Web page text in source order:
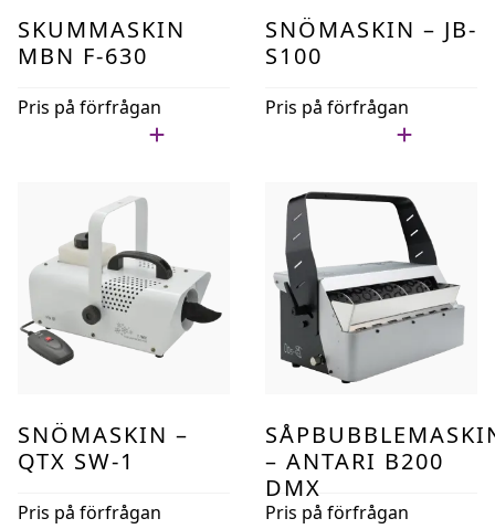
SKUMMASKIN
MBN F-630
Pris på förfrågan
SNÖMASKIN – JB-
S100
Pris på förfrågan
SNÖMASKIN –
QTX SW-1
Pris på förfrågan
– ANTARI B200
DMX
Pris på förfrågan